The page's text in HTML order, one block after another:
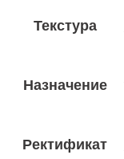
Текстура
Назначение
Ректификат